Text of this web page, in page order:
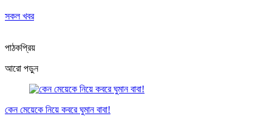
সকল খবর
পাঠকপ্রিয়
আরো পড়ুন
কেন মেয়েকে নিয়ে কবরে ঘুমান বাবা!